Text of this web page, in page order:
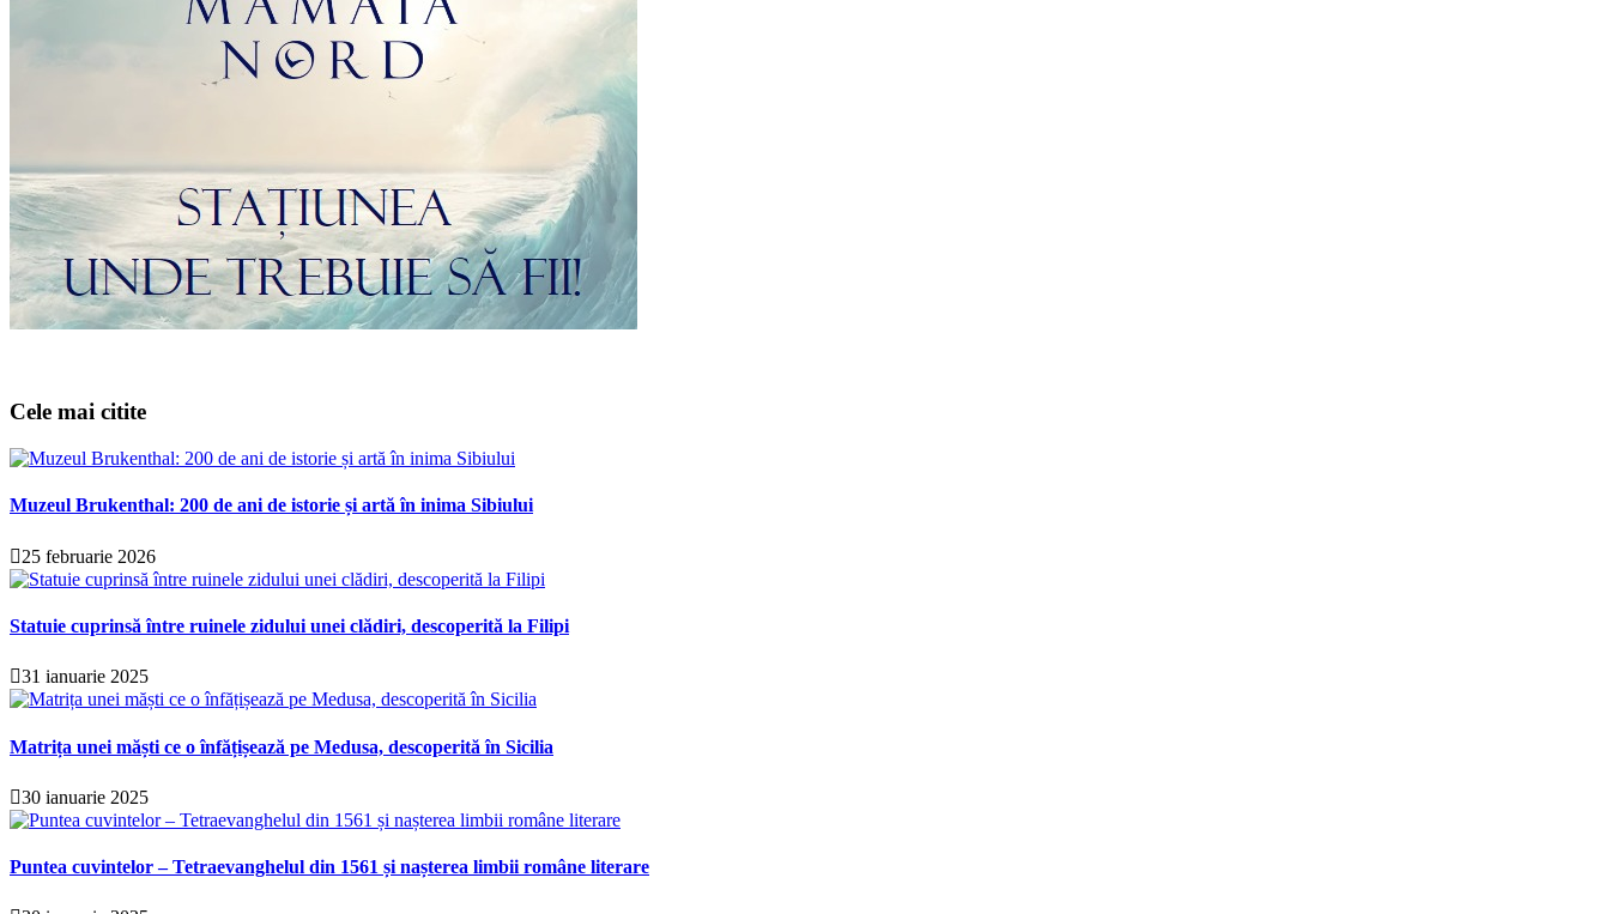
Cele mai citite
Muzeul Brukenthal: 200 de ani de istorie și artă în inima Sibiului
25 februarie 2026
Statuie cuprinsă între ruinele zidului unei clădiri, descoperită la Filipi
31 ianuarie 2025
Matrița unei măști ce o înfățișează pe Medusa, descoperită în Sicilia
30 ianuarie 2025
Puntea cuvintelor – Tetraevanghelul din 1561 și nașterea limbii române literare